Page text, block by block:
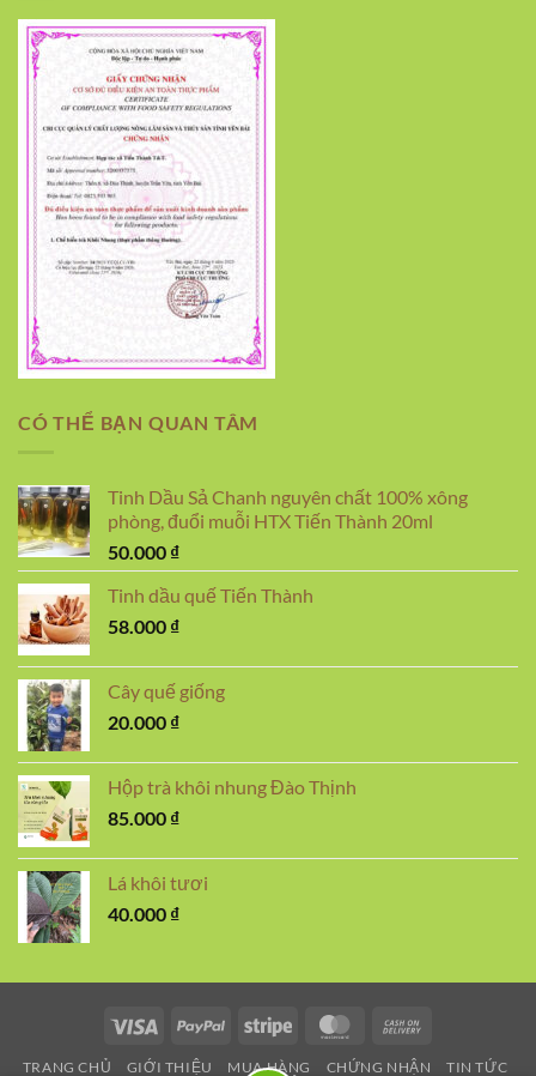
CÓ THỂ BẠN QUAN TÂM
Tinh Dầu Sả Chanh nguyên chất 100% xông
phòng, đuổi muỗi HTX Tiến Thành 20ml
50.000 ₫
Tinh dầu quế Tiến Thành
58.000 ₫
Cây quế giống
20.000 ₫
Hộp trà khôi nhung Đào Thịnh
85.000 ₫
Lá khôi tươi
40.000 ₫
Visa PayPal Stripe MasterCard
TRANG CHỦ GIỚI THIỆU MUA HÀNG CHỨNG NHẬN
TIN TỨC